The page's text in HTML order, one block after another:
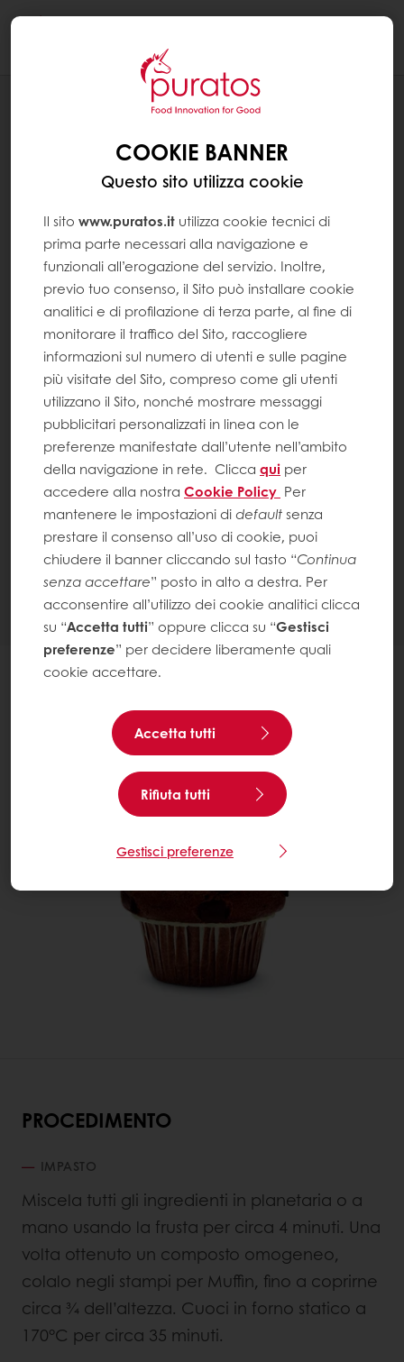
MUFFIN AL CIOCCOLATO CACAO-
INGREDIENTI
PROCEDIMENTO
IMPASTO
Miscela tutti gli ingredienti in planetaria o a
mano usando la frusta per circa 4 minuti. Una
volta ottenuto un composto omogeneo,
colalo negli stampi per Muffin, fino a coprirne
circa ¾ dell’altezza. Cuoci in forno statico a
170°C per circa 35 minuti.
COOKIE BANNER
Questo sito utilizza cookie
Il sito www.puratos.it utilizza cookie tecnici di
prima parte necessari alla navigazione e
funzionali all’erogazione del servizio. Inoltre,
previo tuo consenso, il Sito può installare cookie
analitici e di profilazione di terza parte, al fine di
monitorare il traffico del Sito, raccogliere
informazioni sul numero di utenti e sulle pagine
più visitate del Sito, compreso come gli utenti
utilizzano il Sito, nonché mostrare messaggi
pubblicitari personalizzati in linea con le
preferenze manifestate dall’utente nell’ambito
della navigazione in rete. Clicca qui per
accedere alla nostra Cookie Policy Per
mantenere le impostazioni didefaultsenza
prestare il consenso all’uso di cookie, puoi
chiudere il banner cliccando sul tasto “Continua
senza accettare” posto in alto a destra. Per
acconsentire all’utilizzo dei cookie analitici clicca
su “Accetta tutti” oppure clicca su “Gestisci
preferenze” per decidere liberamente quali
cookie accettare.
Accetta tutti
Rifiuta tutti
Gestisci preferenze